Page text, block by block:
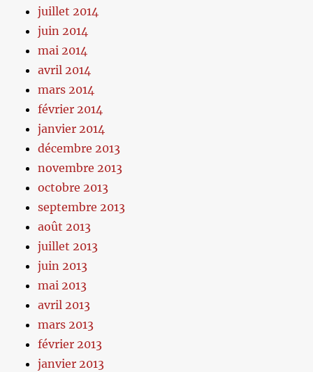
juillet 2014
juin 2014
mai 2014
avril 2014
mars 2014
février 2014
janvier 2014
décembre 2013
novembre 2013
octobre 2013
septembre 2013
août 2013
juillet 2013
juin 2013
mai 2013
avril 2013
mars 2013
février 2013
janvier 2013